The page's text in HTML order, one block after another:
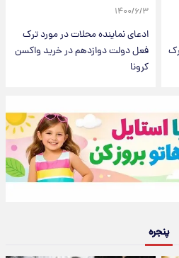
۱۴۰۰/۶/۳
ادعای نماینده محلات در مورد ترک
فعل دولت دوازدهم در خرید واکسن
کرونا
پنجره